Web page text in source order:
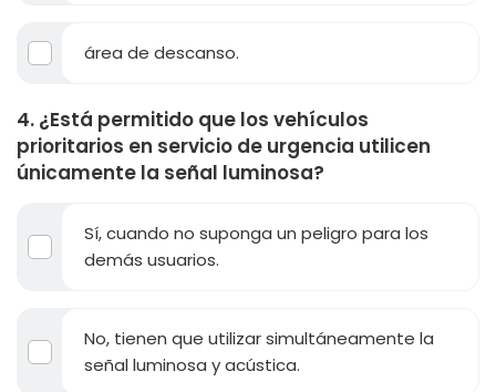
área de descanso.
4. ¿Está permitido que los vehículos
prioritarios en servicio de urgencia utilicen
únicamente la señal luminosa?
Sí, cuando no suponga un peligro para los
demás usuarios.
No, tienen que utilizar simultáneamente la
señal luminosa y acústica.